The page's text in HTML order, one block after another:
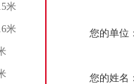
米
米 您的单位
您的姓名